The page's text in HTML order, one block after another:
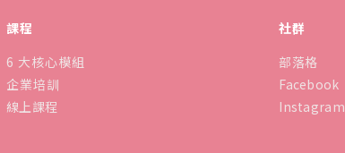
課程
6 大核心模組
企業培訓
線上課程
社群
部落格
Facebook
Instagram